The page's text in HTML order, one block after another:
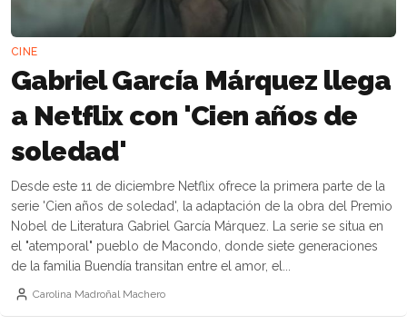
CINE
Gabriel García Márquez llega
a Netflix con 'Cien años de
soledad'
Desde este 11 de diciembre Netflix ofrece la primera parte de la
serie 'Cien años de soledad', la adaptación de la obra del Premio
Nobel de Literatura Gabriel García Márquez. La serie se situa en
el "atemporal" pueblo de Macondo, donde siete generaciones
de la familia Buendía transitan entre el amor, el...
Carolina Madroñal Machero